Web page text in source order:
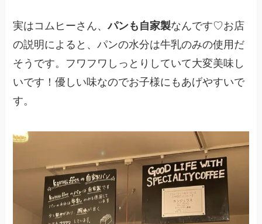
実はコムヒーさん、パンも自家製なんです♡お店
の説明によると、パンの水分は牛乳のみの使用 だ
そうです。 フワフワしっとりしていて大変美味し
いです！優しい味なのでお子様にもあげやすいで
す。